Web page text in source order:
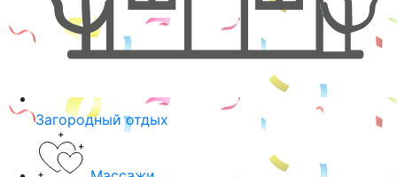
Загородный отдых